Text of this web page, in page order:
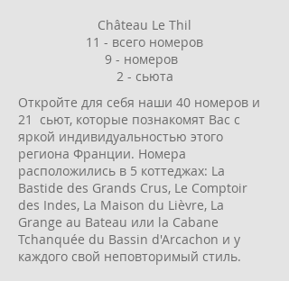
Château Le Thil
11 - всего номеров
9 - номеров
2 - сьюта
Откройте для себя наши 40 номеров и
21 сьют, которые познакомят Вас с
яркой индивидуальностью этого
региона Франции. Номера
расположились в 5 коттеджах: La
Bastide des Grands Crus, Le Comptoir
des Indes, La Maison du Lièvre, La
Grange au Bateau или la Cabane
Tchanquée du Bassin d'Arcachon и у
каждого свой неповторимый стиль.